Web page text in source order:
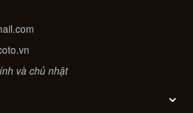
và chủ nhật